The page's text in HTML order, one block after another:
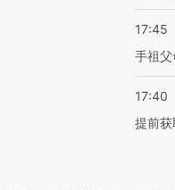
17:45
手祖
17:40
提前获